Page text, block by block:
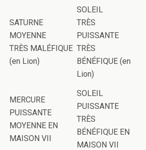
SATURNE
MOYENNE
TRÈS MALÉFIQUE
(en Lion)
SOLEIL
TRÈS
PUISSANTE
TRÈS
BÉNÉFIQUE (en
Lion)
MERCURE
PUISSANTE
MOYENNE EN
MAISON VII
SOLEIL
PUISSANTE
TRÈS
BÉNÉFIQUE EN
MAISON VII